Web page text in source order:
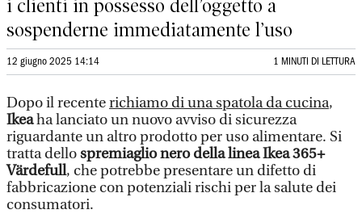
i clienti in possesso dell’oggetto a
sospenderne immediatamente l’uso
12 giugno 2025 14:14 1 MINUTI DI LETTURA
Dopo il recenterichiamo di una spatola da cucina,
Ikeaha lanciato un nuovo avviso di sicurezza
riguardante un altro prodotto per uso alimentare. Si
tratta dellospremiaglio nero della linea Ikea 365+
Värdefull, che potrebbe presentare un difetto di
fabbricazione con potenziali rischi per la salute dei
consumatori.